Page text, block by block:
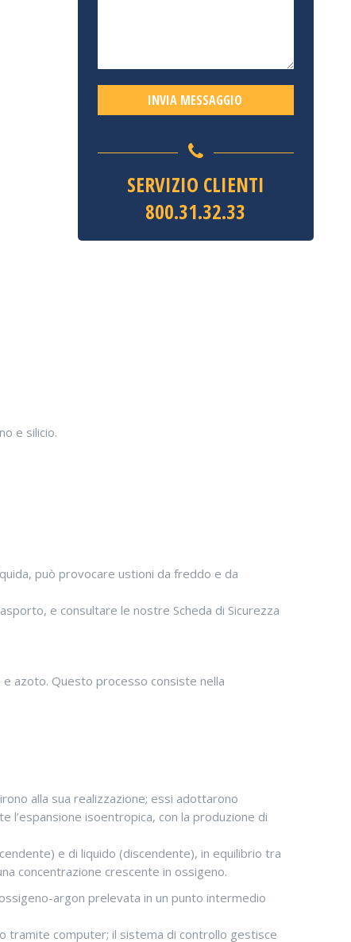
SERVIZIO CLIENTI
800.31.32.33
e silicio.
può provocare ustioni da freddo e da
e consultare le nostre Scheda di Sicurezza
azoto. Questo processo consiste nella
alla sua realizzazione; essi adottarono
l’espansione isoentropica, con la produzione di
e di liquido (discendente), in equilibrio tra
concentrazione crescente in ossigeno.
argon prelevata in un punto intermedio
tramite computer; il sistema di controllo gestisce